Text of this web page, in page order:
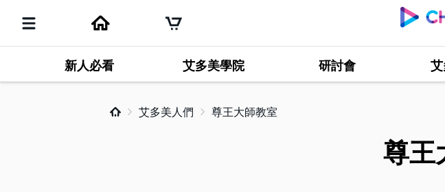
新人必看 艾多美學院 研討會
艾多美人們 尊王大師教室
尊王